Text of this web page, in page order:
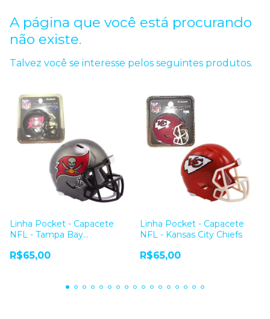
A página que você está procurando
não existe.
Talvez você se interesse pelos seguintes produtos.
Linha Pocket - Capacete
NFL - Tampa Bay
R$65,00
Linha Pocket - Capacete
NFL - Kansas City Chiefs
R$65,00